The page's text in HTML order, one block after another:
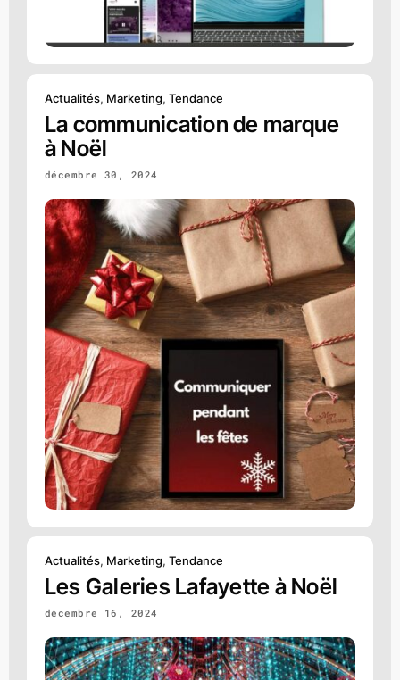
Actualités, Marketing, Tendance
La communication de marque
à Noël
décembre 30, 2024
Actualités, Marketing, Tendance
Les Galeries Lafayette à Noël
décembre 16, 2024